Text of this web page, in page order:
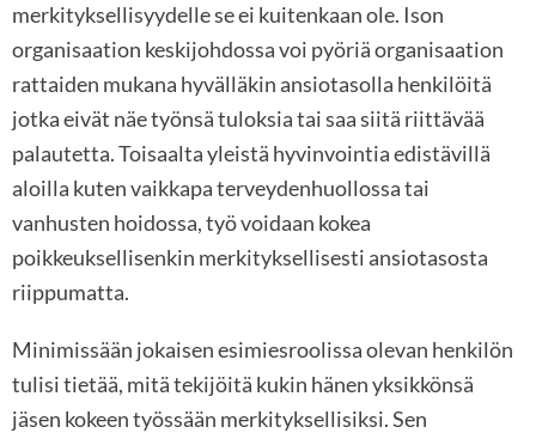
merkityksellisyydelle se ei kuitenkaan ole. Ison
organisaation keskijohdossa voi pyöriä organisaation
rattaiden mukana hyvälläkin ansiotasolla henkilöitä
jotka eivät näe työnsä tuloksia tai saa siitä riittävää
palautetta. Toisaalta yleistä hyvinvointia edistävillä
aloilla kuten vaikkapa terveydenhuollossa tai
vanhusten hoidossa, työ voidaan kokea
poikkeuksellisenkin merkityksellisesti ansiotasosta
riippumatta.
Minimissään jokaisen esimiesroolissa olevan henkilön
tulisi tietää, mitä tekijöitä kukin hänen yksikkönsä
jäsen kokeen työssään merkityksellisiksi. Sen